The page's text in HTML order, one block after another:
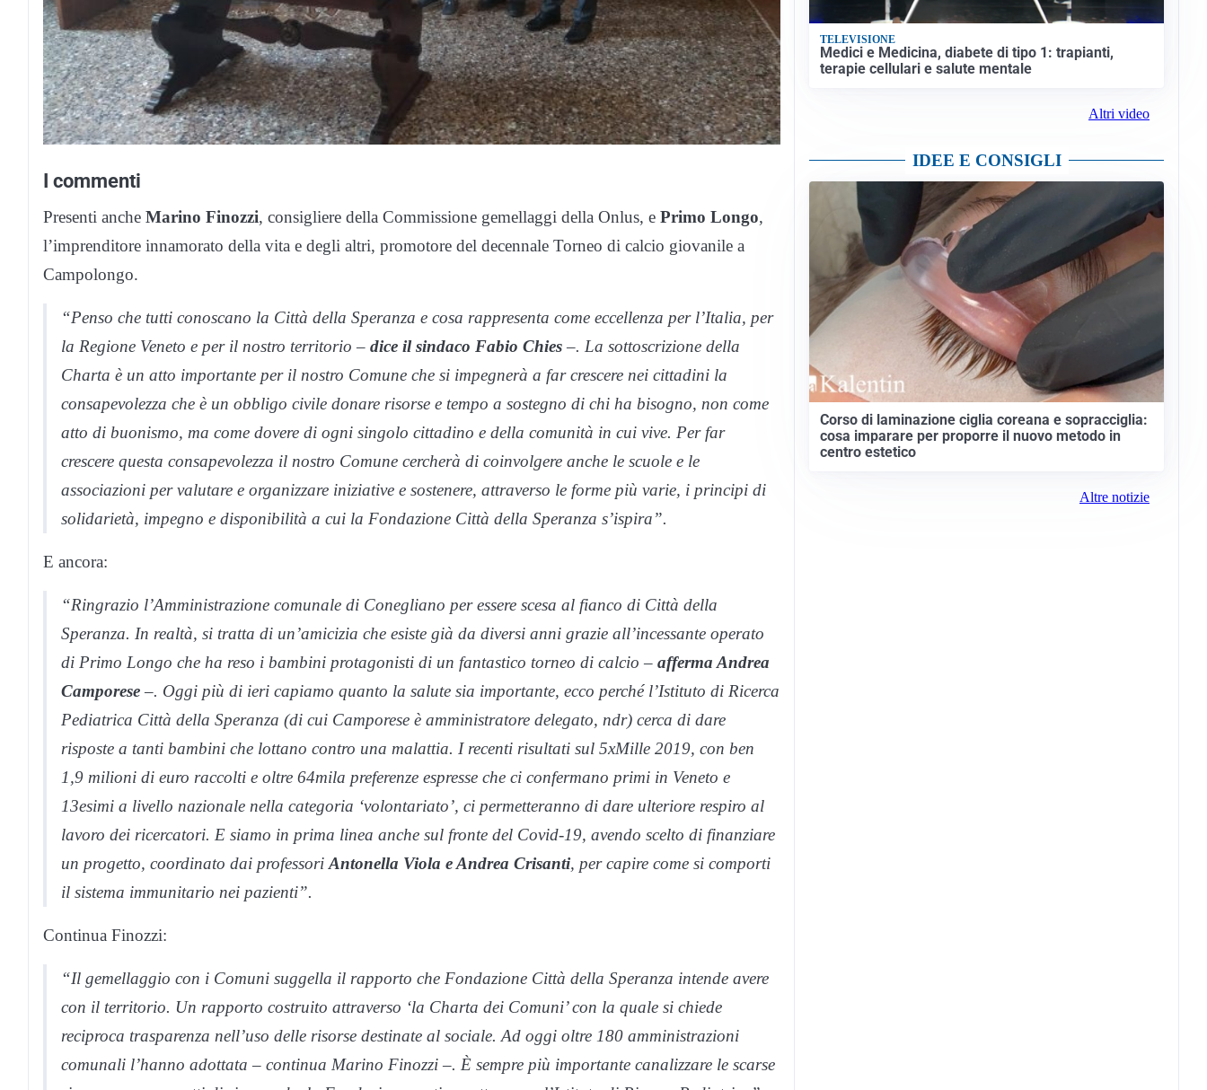
I commenti
Presenti anche Marino Finozzi, consigliere della Commissione gemellaggi della Onlus, e Primo Longo,
l’imprenditore innamorato della vita e degli altri, promotore del decennale Torneo di calcio giovanile a
Campolongo.
“Penso che tutti conoscano la Città della Speranza e cosa rappresenta come eccellenza per l’Italia, per
la Regione Veneto e per il nostro territorio – dice il sindaco Fabio Chies–. La sottoscrizione della
Charta è un atto importante per il nostro Comune che si impegnerà a far crescere nei cittadini la
consapevolezza che è un obbligo civile donare risorse e tempo a sostegno di chi ha bisogno, non come
atto di buonismo, ma come dovere di ogni singolo cittadino e della comunità in cui vive. Per far
crescere questa consapevolezza il nostro Comune cercherà di coinvolgere anche le scuole e le
associazioni per valutare e organizzare iniziative e sostenere, attraverso le forme più varie, i principi di
solidarietà, impegno e disponibilità a cui la Fondazione Città della Speranza s’ispira”.
E ancora:
“Ringrazio l’Amministrazione comunale di Conegliano per essere scesa al fianco di Città della
Speranza. In realtà, si tratta di un’amicizia che esiste già da diversi anni grazie all’incessante operato
di Primo Longo che ha reso i bambini protagonisti di un fantastico torneo di calcio – afferma Andrea
Camporese–. Oggi più di ieri capiamo quanto la salute sia importante, ecco perché l’Istituto di Ricerca
Pediatrica Città della Speranza (di cui Camporese è amministratore delegato, ndr) cerca di dare
risposte a tanti bambini che lottano contro una malattia. I recenti risultati sul 5xMille 2019, con ben
1,9 milioni di euro raccolti e oltre 64mila preferenze espresse che ci confermano primi in Veneto e
13esimi a livello nazionale nella categoria ‘volontariato’, ci permetteranno di dare ulteriore respiro al
lavoro dei ricercatori. E siamo in prima linea anche sul fronte del Covid-19, avendo scelto di finanziare
un progetto, coordinato dai professori Antonella Viola e Andrea Crisanti, per capire come si comporti
il sistema immunitario nei pazienti”.
Continua Finozzi:
“Il gemellaggio con i Comuni suggella il rapporto che Fondazione Città della Speranza intende avere
con il territorio. Un rapporto costruito attraverso ‘la Charta dei Comuni’ con la quale si chiede
reciproca trasparenza nell’uso delle risorse destinate al sociale. Ad oggi oltre 180 amministrazioni
comunali l’hanno adottata – continua Marino Finozzi –. È sempre più importante canalizzare le scarse
TELEVISIONE
Medici e Medicina, diabete di tipo 1: trapianti,
terapie cellulari e salute mentale
Altri video
IDEE E CONSIGLI
Corso di laminazione ciglia coreana e sopracciglia:
cosa imparare per proporre il nuovo metodo in
centro estetico
Altre notizie